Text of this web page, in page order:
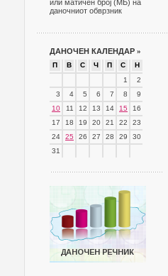
или матичен број (МБ) на
даночниот обврзник
ДАНОЧЕН КАЛЕНДАР »
П В С Ч П С
Н
1
2
3
4 5 6 7 8
9
10
11 12 13 14 15
16
17
18 19 20 21 22
23
24
25 26 27 28 29
30
31